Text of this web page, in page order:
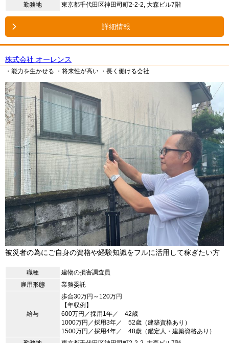
勤務地
東京都千代田区神田司町2-2-2, 大森ビル7階
詳細情報
株式会社 オーレンス
・能力を生かせる ・将来性が高い ・長く働ける会社
被災者の為にご自身の資格や経験知識をフルに活用して稼ぎたい方
職種
建物の損害調査員
雇用形態
業務委託
給与
歩合30万円～120万円
【年収例】
600万円／採用1年／ 42歳
1000万円／採用3年／ 52歳（建築資格あり）
1500万円／採用4年／ 48歳（鑑定人・建築資格あり）